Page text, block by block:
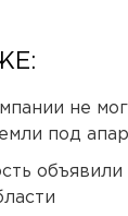
не
под
объявили